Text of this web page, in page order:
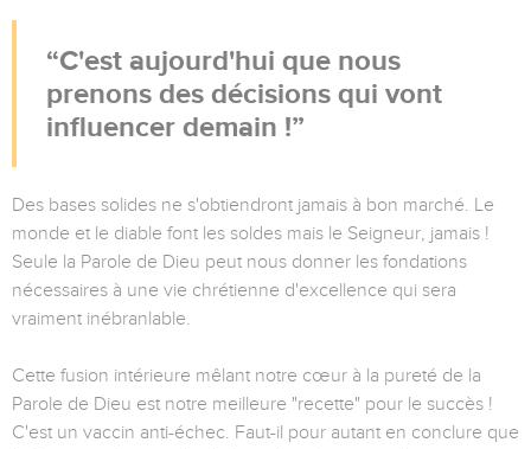
C'est aujourd'hui que nous
prenons des décisions qui vont
influencer demain !
Des bases solides ne s'obtiendront jamais à bon marché. Le
monde et le diable font les soldes mais le Seigneur, jamais !
Seule la Parole de Dieu peut nous donner les fondations
nécessaires à une vie chrétienne d'excellence qui sera
vraiment inébranlable.
Cette fusion intérieure mêlant notre cœur à la pureté de la
Parole de Dieu est notre meilleure "recette" pour le succès !
C'est un vaccin anti-échec. Faut-il pour autant en conclure que